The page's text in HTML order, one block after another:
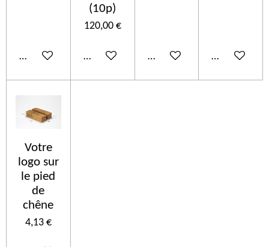
In den Warenkorb
(10p)
120,00 €
In den WarenkorbIn den WarenkorbIn den
Votre
logo sur
le pied
de
chêne
4,13 €